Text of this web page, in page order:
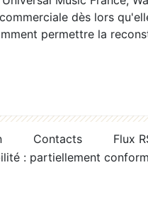
dès lors
permettre la
Contacts
Flux
: partiellement